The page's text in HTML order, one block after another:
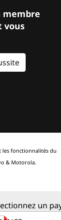
membre
vous
les fonctionnalités du
& Motorola.
un